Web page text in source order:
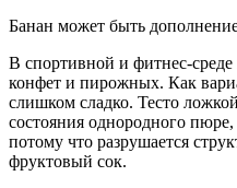
Банан может быть
В спортивной и фитнес-среде
конфет и пирожных. Как
слишком сладко. Тесто
состояния однородного
потому что разрушается
фруктовый сок.